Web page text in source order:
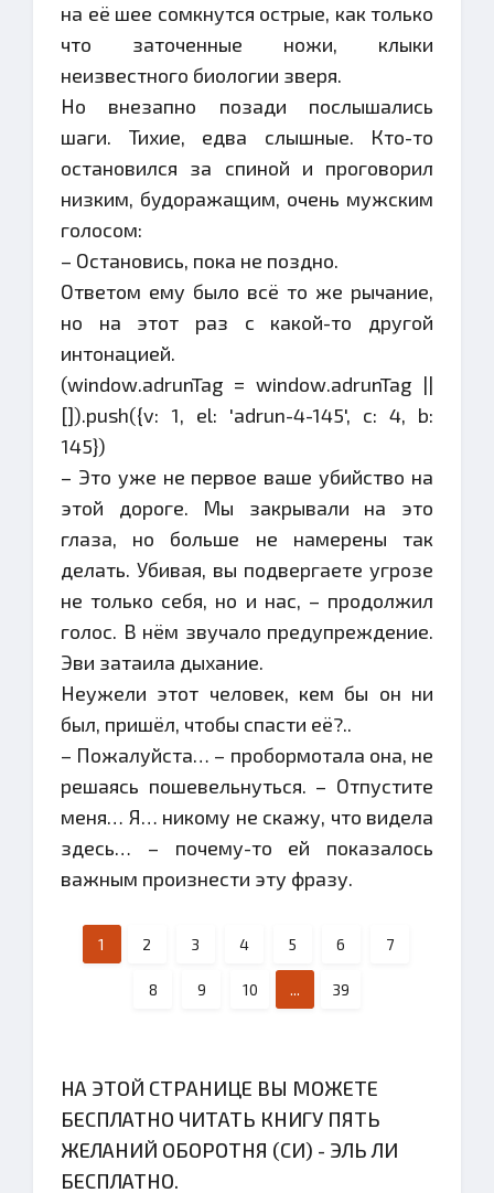
на её шее сомкнутся острые, как только
что заточенные ножи, клыки
неизвестного биологии зверя.
Но внезапно позади послышались
шаги. Тихие, едва слышные. Кто-то
остановился за спиной и проговорил
низким, будоражащим, очень мужским
голосом:
– Остановись, пока не поздно.
Ответом ему было всё то же рычание,
но на этот раз с какой-то другой
интонацией.
(window.adrunTag = window.adrunTag ||
[]).push({v: 1, el: 'adrun-4-145', c: 4, b:
145})
– Это уже не первое ваше убийство на
этой дороге. Мы закрывали на это
глаза, но больше не намерены так
делать. Убивая, вы подвергаете угрозе
не только себя, но и нас, – продолжил
голос. В нём звучало предупреждение.
Эви затаила дыхание.
Неужели этот человек, кем бы он ни
был, пришёл, чтобы спасти её?..
– Пожалуйста… – пробормотала она, не
решаясь пошевельнуться. – Отпустите
меня… Я… никому не скажу, что видела
здесь… – почему-то ей показалось
важным произнести эту фразу.
1 2 3 4 5 6 7
8 9 10 ... 39
НА ЭТОЙ СТРАНИЦЕ ВЫ МОЖЕТЕ
БЕСПЛАТНО ЧИТАТЬ КНИГУ ПЯТЬ
ЖЕЛАНИЙ ОБОРОТНЯ (СИ) - ЭЛЬ ЛИ
БЕСПЛАТНО.